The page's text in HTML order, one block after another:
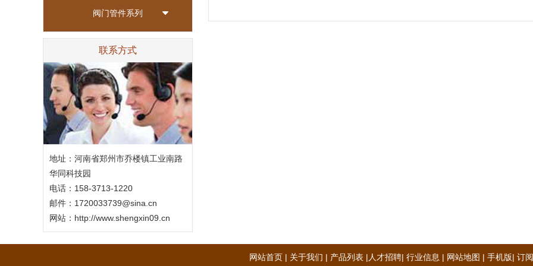
阀门管件系列
联系方式
地址：河南省郑州市乔楼镇工业南路
华同科技园
电话：158-3713-1220
邮件：1720033739@sina.cn
网站： http://www.shengxin09.cn
网站首页 | 关于我们 | 产品列表 | 人才招聘| 行业信息 | 网站地图 | 手机版| 订